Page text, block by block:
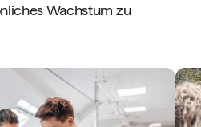
Wachstum zu